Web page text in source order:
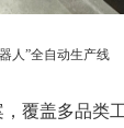
人”全自动生产线
盖多品类